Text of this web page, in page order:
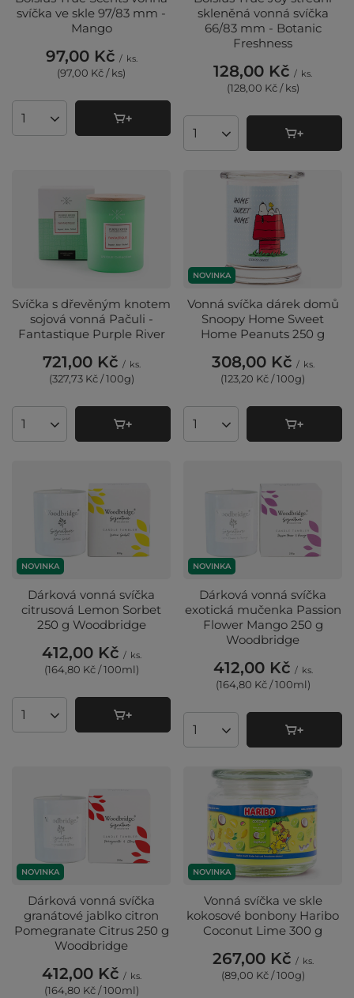
svíčka ve skle 97/83 mm -
Mango
97,00 Kč / ks.
(97,00 Kč / ks)
Množství produktů
skleněná vonná svíčka
66/83 mm - Botanic
Freshness
128,00 Kč / ks.
(128,00 Kč / ks)
Množství produktů
Svíčka s dřevěným knotem
sojová vonná Pačuli -
Fantastique Purple River
721,00 Kč / ks.
(327,73 Kč / 100g)
Množství produktů
NOVINKA
Vonná svíčka dárek domů
Snoopy Home Sweet
Home Peanuts 250 g
308,00 Kč / ks.
(123,20 Kč / 100g)
Množství produktů
NOVINKA
Dárková vonná svíčka
citrusová Lemon Sorbet
250 g Woodbridge
412,00 Kč / ks.
(164,80 Kč / 100ml)
Množství produktů
NOVINKA
Dárková vonná svíčka
exotická mučenka Passion
Flower Mango 250 g
Woodbridge
412,00 Kč / ks.
(164,80 Kč / 100ml)
Množství produktů
NOVINKA
Dárková vonná svíčka
granátové jablko citron
Pomegranate Citrus 250 g
Woodbridge
412,00 Kč / ks.
(164,80 Kč / 100ml)
NOVINKA
Vonná svíčka ve skle
kokosové bonbony Haribo
Coconut Lime 300 g
267,00 Kč / ks.
(89,00 Kč / 100g)